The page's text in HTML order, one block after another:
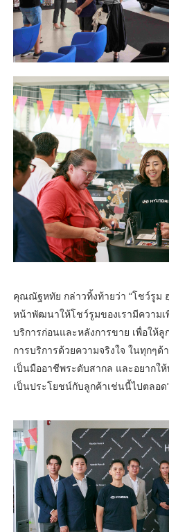
คุณณัฐหทัย กล่าวทิ้งท้ายว่า “โชว์รูม
หน้าพัฒนาให้โชว์รูมของเรามีความ
บริการก่อนและหลังการขาย เพื่อให้
การบริการด้วยความจริงใจ ในทุกๆด้
เป็นมืออาชีพระดับสากล และอยากใ
เป็นประโยชน์กับลูกค้าเช่นนี้ไปตลอด